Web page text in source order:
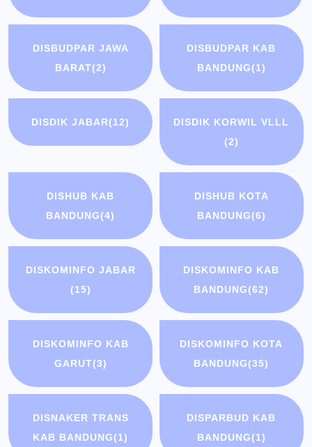
DISBUDPAR JAWA
BARAT(2)
DISBUDPAR KAB
BANDUNG(1)
DISDIK JABAR(12)
DISDIK KORWIL VLLL
(2)
DISHUB KAB
BANDUNG(4)
DISHUB KOTA
BANDUNG(6)
DISKOMINFO JABAR
(15)
DISKOMINFO KAB
BANDUNG(62)
DISKOMINFO KAB
GARUT(3)
DISKOMINFO KOTA
BANDUNG(35)
DISNAKER TRANS
KAB BANDUNG(1)
DISPARBUD KAB
BANDUNG(1)